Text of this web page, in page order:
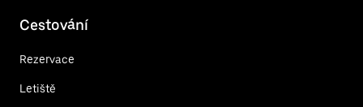
Cestování
Rezervace
Letiště